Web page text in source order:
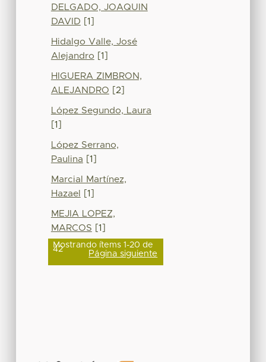
DELGADO, JOAQUIN
DAVID [1]
Hidalgo Valle, José
Alejandro [1]
HIGUERA ZIMBRON,
ALEJANDRO [2]
López Segundo, Laura
[1]
López Serrano,
Paulina [1]
Marcial Martínez,
Hazael
[1]
MEJIA LOPEZ,
MARCOS [1]
Mostrando ítems 1-20 de
42 Página siguiente